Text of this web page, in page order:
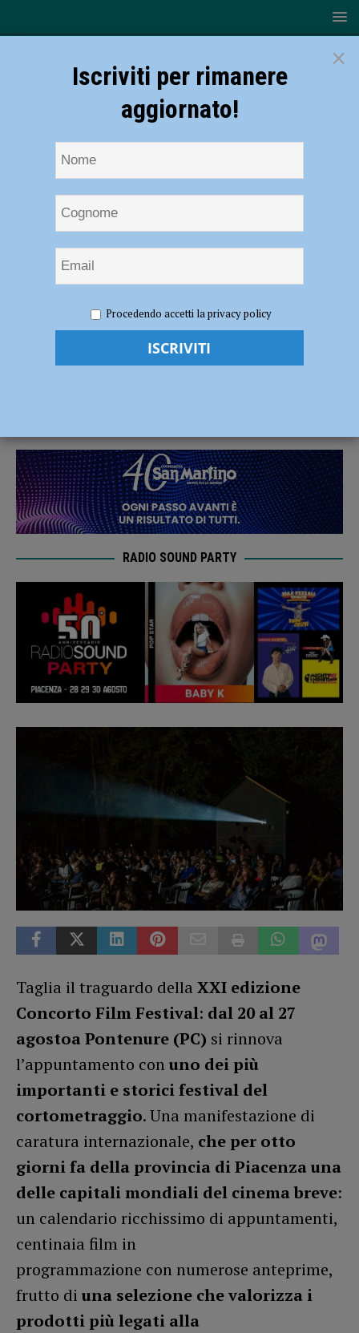
Film Festival 2022, dal 20 al 27 agosto a Pontenure
Concorto Film Festival 2022, dal 20 al 27
RADIO SOUND PARTY
Taglia il traguardo della XXI edizione
Concorto Film Festival: dal 20 al 27
agostoa Pontenure (PC) si rinnova
l’appuntamento conuno dei più
importanti e storici festival del
cortometraggio. Una manifestazione di
caratura internazionale, che per otto
giorni fa della provincia di Piacenza una
delle capitali mondiali del cinema breve:
un calendario ricchissimo di appuntamenti,
centinaia film in
programmazione con numerose anteprime,
frutto di una selezione che valorizza i
prodotti più legati alla
×
Iscriviti per rimanere
aggiornato!
Procedendo accetti la privacy policy